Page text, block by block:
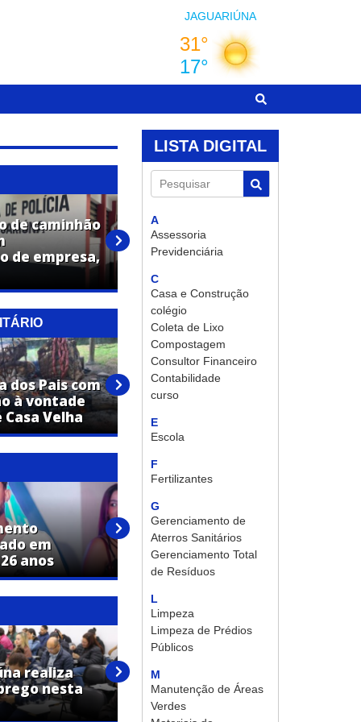
JAGUARIÚNA
LISTA DIGITAL
Pesquisar
A
Assessoria
Previdenciária
C
Casa e Construção
colégio
Coleta de Lixo
Compostagem
Consultor Financeiro
Contabilidade
curso
E
Escola
F
Fertilizantes
G
Gerenciamento de
Aterros Sanitários
Gerenciamento Total
de Resíduos
L
Limpeza
Limpeza de Prédios
Públicos
M
Manutenção de Áreas
Verdes
de caminhão
de empresa,
Adolescente é apreendido por
ato infracional análogo ao
tráfico de drogas em
Jaguariúna
dos Pais com
à vontade
Velha
Churrasco à vontade e música
boa: Casa Velha prepara
programação especial para
domingo
em
anos
Terezinha Aparecida Pinheiro
Anastácio morre aos 74 anos
em Jaguariúna
realiza
nesta
PAT de Jaguariúna promove
mutirão com mais de 50 vagas
de emprego nesta quarta-
feira